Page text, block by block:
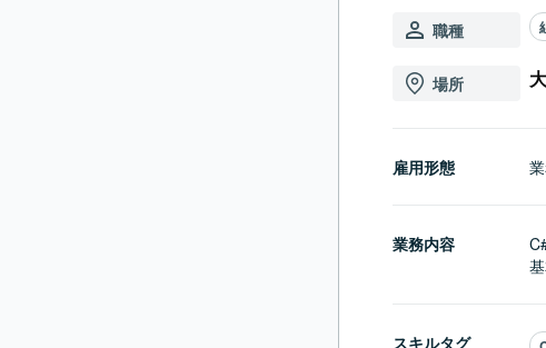
職種
場所
雇用形態
業務内容
スキルタグ